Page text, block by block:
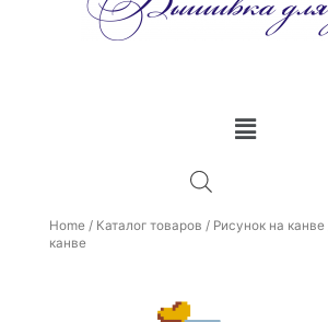
Home / Каталог товаров / Рисунок на канве
канве